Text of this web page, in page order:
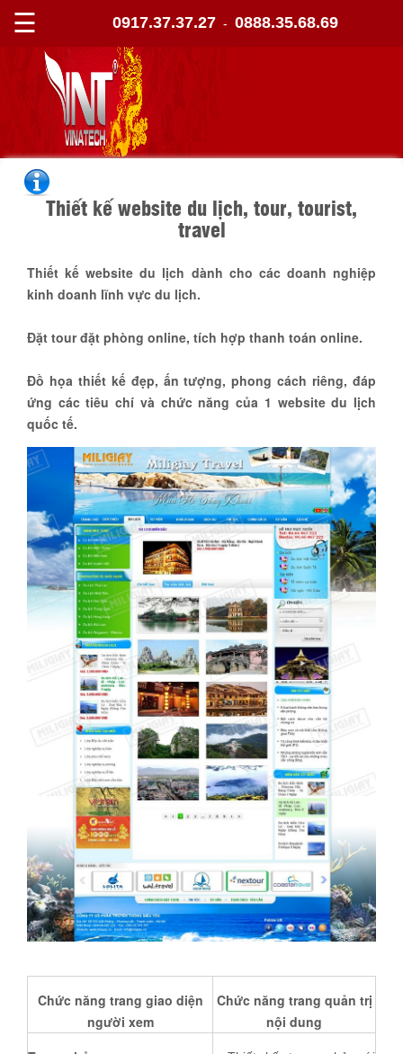
☰ 0917.37.37.27 - 0888.35.68.69
Thiết kế website du lịch, tour, tourist,
travel
Thiết kế website du lịch dành cho các doanh nghiệp
kinh doanh lĩnh vực du lịch.
Đặt tour đặt phòng online, tích hợp thanh toán online.
Đồ họa thiết kế đẹp, ấn tượng, phong cách riêng, đáp
ứng các tiêu chí và chức năng của 1 website du lịch
quốc tế.
Chức năng trang giao diện
người xem
Chức năng trang quản trị
nội dung